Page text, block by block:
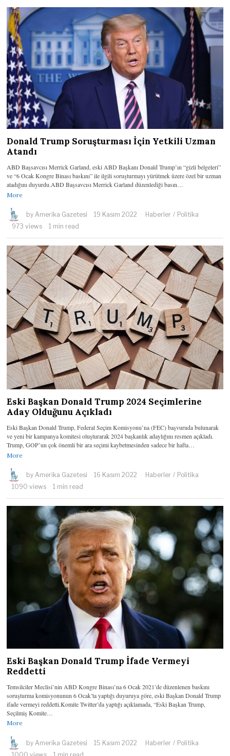
Donald Trump Soruşturması İçin Yetkili Uzman
Atandı
ABD Başsavcısı Merrick Garland, eski ABD Başkanı Donald Trump’ın “gizli belgeleri”
ve “6 Ocak Kongre Binası baskını” ile ilgili soruşturmayı yürütmek üzere özel bir uzman
atadığını duyurdu.ABD Başsavcısı Merrick Garland düzenlediği basın…
More
byAmerika Gazetesi 19 Kasım 2022 Haberler / Politika
973 views
1 min read
Eski Başkan Donald Trump 2024 Seçimlerine
Aday Olduğunu Açıkladı
Eski Başkan Donald Trump, Federal Seçim Komisyonu’na (FEC) başvuruda bulunarak
ve yeni bir kampanya komitesi oluşturarak 2024 başkanlık adaylığını resmen açıkladı.
Trump, GOP’un çok önemli bir ara seçimi kaybetmesinden sadece bir hafta…
More
byAmerika Gazetesi 16 Kasım 2022 Haberler / Politika
1090 views
1 min read
Eski Başkan Donald Trump İfade Vermeyi
Reddetti
Temsilciler Meclisi’nin ABD Kongre Binası’na 6 Ocak 2021’de düzenlenen baskını
soruşturma komisyonunun 6 Ocak’ta yaptığı duyuruya göre, eski Başkan Donald Trump
ifade vermeyi reddetti.Komite Twitter’da yaptığı açıklamada, “Eski Başkan Trump,
Seçilmiş Komite…
More
byAmerika Gazetesi 15 Kasım 2022 Haberler / Politika